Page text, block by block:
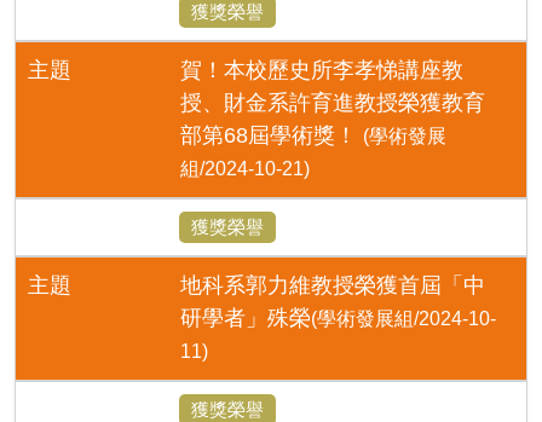
獲獎榮譽
主題
賀！本校歷史所李孝悌講座教
授、財金系許育進教授榮獲教育
部第68屆學術獎！
(學術發展
組/2024-10-21)
獲獎榮譽
主題
地科系郭力維教授榮獲首屆「中
研學者」殊榮(學術發展組/2024-10-
11)
獲獎榮譽